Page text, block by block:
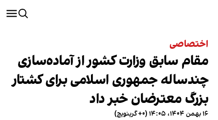
اختصاصی
مقام سابق وزارت کشور از آماده‌سازی
چندساله جمهوری اسلامی برای کشتار
بزرگ معترضان خبر داد
۱۶ بهمن ۱۴۰۴، ۱۴:۰۵ (‎+۰ گرینویچ)